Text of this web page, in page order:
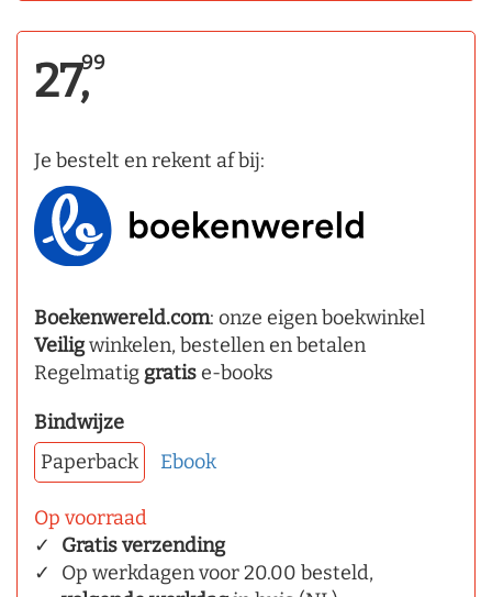
27,99
Je bestelt en rekent af bij:
Boekenwereld.com: onze eigen boekwinkel
Veiligwinkelen, bestellen en betalen
Regelmatiggratise-books
Bindwijze
Paperback
Ebook
Op voorraad
Gratis verzending
Op werkdagen voor 20.00 besteld,